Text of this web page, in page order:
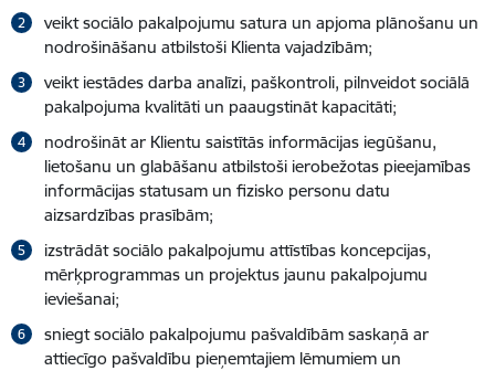
veikt sociālo pakalpojumu satura un apjoma plānošanu un
nodrošināšanu atbilstoši Klienta vajadzībām;
veikt iestādes darba analīzi, paškontroli, pilnveidot sociālā
pakalpojuma kvalitāti un paaugstināt kapacitāti;
nodrošināt ar Klientu saistītās informācijas iegūšanu,
lietošanu un glabāšanu atbilstoši ierobežotas pieejamības
informācijas statusam un fizisko personu datu
aizsardzības prasībām;
izstrādāt sociālo pakalpojumu attīstības koncepcijas,
mērķprogrammas un projektus jaunu pakalpojumu
ieviešanai;
sniegt sociālo pakalpojumu pašvaldībām saskaņā ar
attiecīgo pašvaldību pieņemtajiem lēmumiem un